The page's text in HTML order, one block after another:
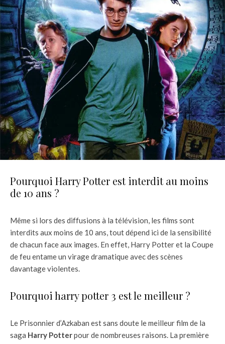
Pourquoi Harry Potter est interdit au moins
de 10 ans ?
Même si lors des diffusions à la télévision, les films sont
interdits aux moins de 10 ans, tout dépend ici de la sensibilité
de chacun face aux images. En effet, Harry Potter et la Coupe
de feu entame un virage dramatique avec des scènes
davantage violentes.
Pourquoi harry potter 3 est le meilleur ?
Le Prisonnier d’Azkaban est sans doute le meilleur film de la
saga Harry Potterpour de nombreuses raisons. La première